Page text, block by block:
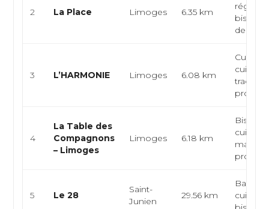
2 La Place Limoges 6.35 km
bistrot,
de
3 L’HARMONIE Limoges 6.08 km
Cuisine
cuisine
4
La Table des
Compagnons
– Limoges
Limoges 6.18 km
cuisine
marché,
5 Le 28
Saint-
Junien
29.56 km
Bar-
cuisine